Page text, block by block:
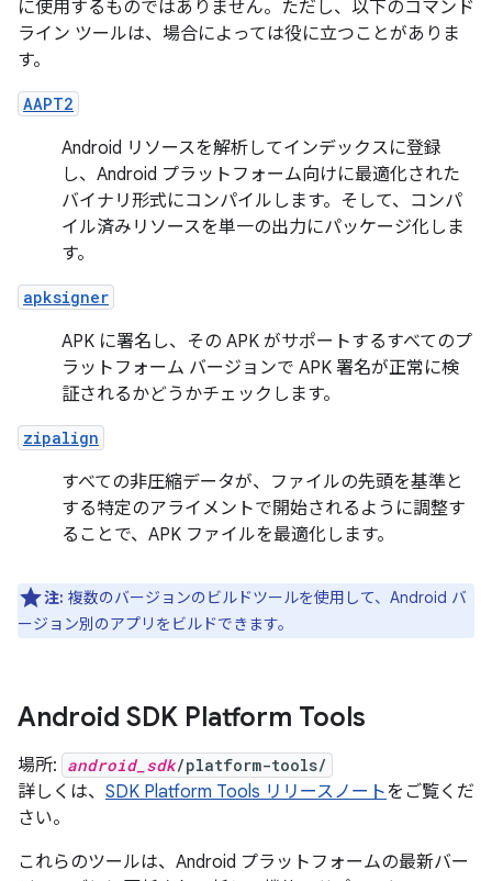
に使用するものではありません。ただし、以下のコマンド
ライン ツールは、場合によっては役に立つことがありま
す。
AAPT2
Android リソースを解析してインデックスに登録
し、Android プラットフォーム向けに最適化された
バイナリ形式にコンパイルします。そして、コンパ
イル済みリソースを単一の出力にパッケージ化しま
す。
apksigner
APK に署名し、その APK がサポートするすべてのプ
ラットフォーム バージョンで APK 署名が正常に検
証されるかどうかチェックします。
zipalign
すべての非圧縮データが、ファイルの先頭を基準と
する特定のアライメントで開始されるように調整す
ることで、APK ファイルを最適化します。
注: 複数のバージョンのビルドツールを使用して、Android バ
ージョン別のアプリをビルドできます。
Android SDK Platform Tools
場所: android_sdk/platform-tools/
詳しくは、 SDK Platform Tools リリースノートをご覧くだ
さい。
これらのツールは、Android プラットフォームの最新バー